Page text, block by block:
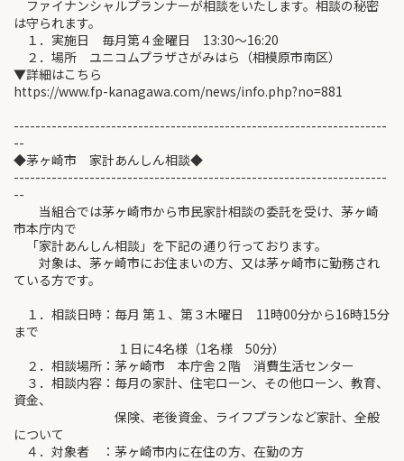
ファイナンシャルプランナーが相談をいたします。相談の秘密
は守られます。
１．実施日 毎月第４金曜日 13:30～16:20
２．場所 ユニコムプラザさがみはら（相模原市南区）
▼詳細はこちら
https://www.fp-kanagawa.com/news/info.php?no=881
---------------------------------------------------------------------
--
◆茅ヶ崎市 家計あんしん相談◆
---------------------------------------------------------------------
--
当組合では茅ヶ崎市から市民家計相談の委託を受け、茅ヶ崎
市本庁内で
「家計あんしん相談」を下記の通り行っております。
対象は、茅ヶ崎市にお住まいの方、又は茅ヶ崎市に勤務され
ている方です。
１．相談日時：毎月 第１、第３木曜日 11時00分から16時15分
まで
１日に4名様（1名様 50分）
２．相談場所：茅ヶ崎市 本庁舎２階 消費生活センター
３．相談内容：毎月の家計、住宅ローン、その他ローン、教育、
資金、
保険、老後資金、ライフプランなど家計、全般
について
４．対象者 ：茅ヶ崎市内に在住の方、在勤の方